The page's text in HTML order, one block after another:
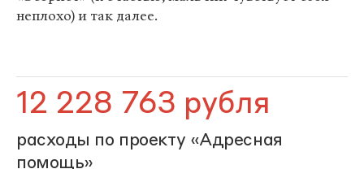
неплохо) и так далее.
12 228 763 рубля
расходы по проекту «Адресная
помощь»